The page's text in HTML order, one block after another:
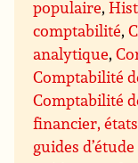
populaire,
comptabilité,
analytique,
Comptabilité
Comptabilité
financier,
guides